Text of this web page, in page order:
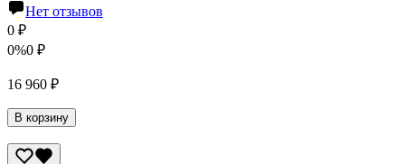
Нет отзывов
0 ₽
0%0 ₽
16 960 ₽
В корзину